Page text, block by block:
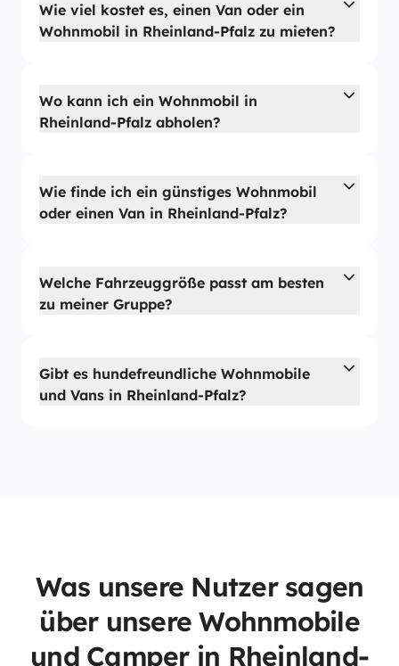
Wie viel kostet es, einen Van oder ein
Wohnmobil in Rheinland-Pfalz zu mieten?
Wo kann ich ein Wohnmobil in
Rheinland-Pfalz abholen?
Wie finde ich ein günstiges Wohnmobil
oder einen Van in Rheinland-Pfalz?
Welche Fahrzeuggröße passt am besten
zu meiner Gruppe?
Gibt es hundefreundliche Wohnmobile
und Vans in Rheinland-Pfalz?
Was unsere Nutzer sagen
über unsere Wohnmobile
und Camper in Rheinland-